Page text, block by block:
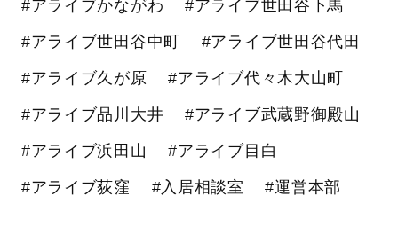
#アライブかながわ #アライブ世田谷下馬
#アライブ世田谷中町 #アライブ世田谷代田
#アライブ久が原 #アライブ代々木大山町
#アライブ品川大井 #アライブ武蔵野御殿山
#アライブ浜田山 #アライブ目白
#アライブ荻窪 #入居相談室 #運営本部